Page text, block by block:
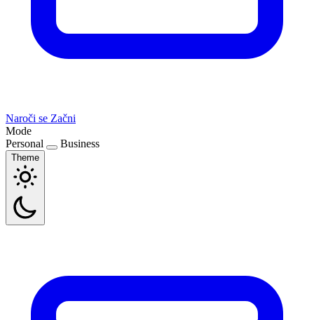
Naroči se Začni
Mode
Personal
Business
Theme